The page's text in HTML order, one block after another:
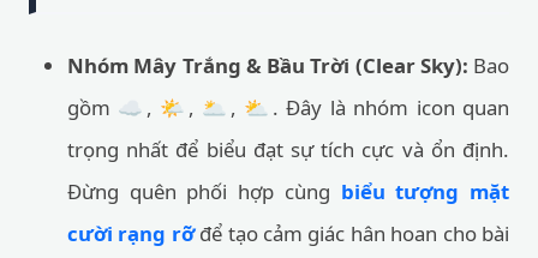
Nhóm Mây Trắng & Bầu Trời (Clear Sky): Bao
gồm ☁️, 🌤️, 🌥️, ⛅. Đây là nhóm icon quan
trọng nhất để biểu đạt sự tích cực và ổn định.
Đừng quên phối hợp cùng biểu tượng mặt
cười rạng rỡđể tạo cảm giác hân hoan cho bài